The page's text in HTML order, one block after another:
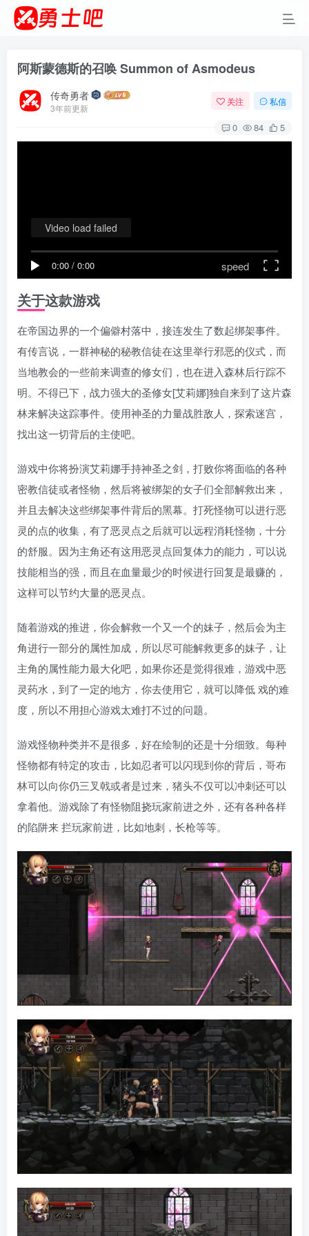
阿斯蒙德斯的召唤 Summon of Asmodeus
传奇勇者
3年前更新
关注 私信
0 84 5
0:00 / 0:00 speed
Video load failed
关于这款游戏
在帝国边界的一个偏僻村落中，接连发生了数起绑架事件。
有传言说，一群神秘的秘教信徒在这里举行邪恶的仪式，而
当地教会的一些前来调查的修女们，也在进入森林后行踪不
明。不得已下，战力强大的圣修女[艾莉娜]独自来到了这片森
林来解决这踪事件。使用神圣的力量战胜敌人，探索迷宫，
找出这一切背后的主使吧。
游戏中你将扮演艾莉娜手持神圣之剑，打败你将面临的各种
密教信徒或者怪物，然后将被绑架的女子们全部解救出来，
并且去解决这些绑架事件背后的黑幕。打死怪物可以进行恶
灵的点的收集，有了恶灵点之后就可以远程消耗怪物，十分
的舒服。因为主角还有这用恶灵点回复体力的能力，可以说
技能相当的强，而且在血量最少的时候进行回复是最赚的，
这样可以节约大量的恶灵点。
随着游戏的推进，你会解救一个又一个的妹子，然后会为主
角进行一部分的属性加成，所以尽可能解救更多的妹子，让
主角的属性能力最大化吧，如果你还是觉得很难，游戏中恶
灵药水，到了一定的地方，你去使用它，就可以降低 戏的难
度，所以不用担心游戏太难打不过的问题。
游戏怪物种类并不是很多，好在绘制的还是十分细致。每种
怪物都有特定的攻击，比如忍者可以闪现到你的背后，哥布
林可以向你仍三叉戟或者是过来，猪头不仅可以冲刺还可以
拿着他。游戏除了有怪物阻挠玩家前进之外，还有各种各样
的陷阱来 拦玩家前进，比如地刺，长枪等等。